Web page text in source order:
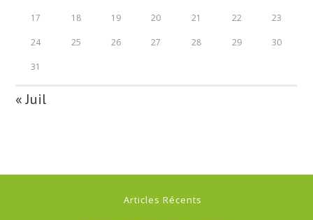
17 18 19 20 21 22 23
24 25 26 27 28 29 30
31
« Juil
Articles Récents